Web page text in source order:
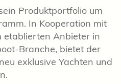
Produktportfolio um
In Kooperation mit
etablierten Anbieter in
Branche, bietet der
exklusive Yachten und